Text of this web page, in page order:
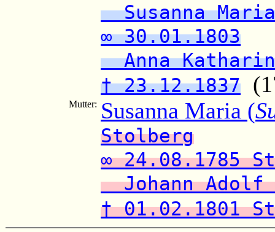
Susanna
∞ 30.01.1803
Anna
† 23.12.1837
Mutter: Susanna Maria (
Stolberg
∞ 24.08.1785
Johann Adolf
† 01.02.1801